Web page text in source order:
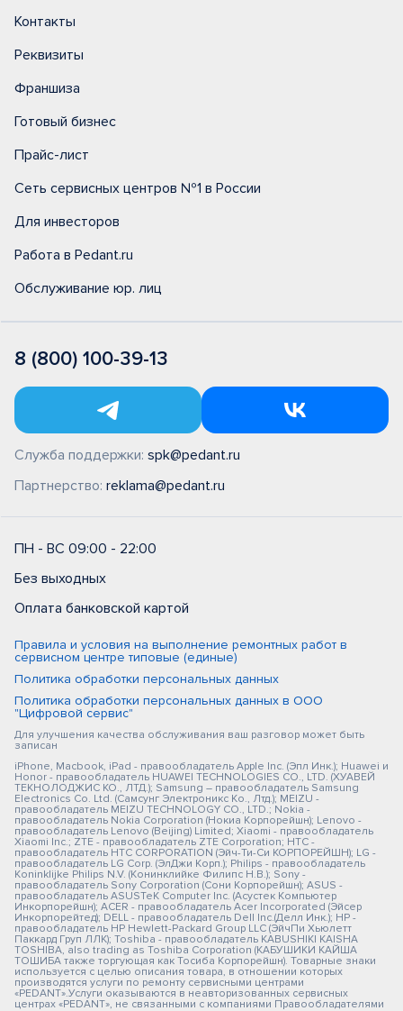
Контакты
Реквизиты
Франшиза
Готовый бизнес
Прайс-лист
Сеть сервисных центров №1 в России
Для инвесторов
Работа в Pedant.ru
Обслуживание юр. лиц
8 (800) 100-39-13
Служба поддержки: spk@pedant.ru
Партнерство: reklama@pedant.ru
ПН - ВС 09:00 - 22:00
Без выходных
Оплата банковской картой
Правила и условия на выполнение ремонтных работ в
сервисном центре типовые (единые)
Политика обработки персональных данных
Политика обработки персональных данных в ООО
"Цифровой сервис"
Для улучшения качества обслуживания ваш разговор может быть
записан
iPhone, Macbook, iPad - правообладатель Apple Inc. (Эпл Инк.); Huawei и
Honor - правообладатель HUAWEI TECHNOLOGIES CO., LTD. (ХУАВЕЙ
ТЕКНОЛОДЖИС КО., ЛТД.); Samsung – правообладатель Samsung
Electronics Co. Ltd. (Самсунг Электроникс Ко., Лтд.); MEIZU -
правообладатель MEIZU TECHNOLOGY CO., LTD.; Nokia -
правообладатель Nokia Corporation (Нокиа Корпорейшн); Lenovo -
правообладатель Lenovo (Beijing) Limited; Xiaomi - правообладатель
Xiaomi Inc.; ZTE - правообладатель ZTE Corporation; HTC -
правообладатель HTC CORPORATION (Эйч-Ти-Си КОРПОРЕЙШН); LG -
правообладатель LG Corp. (ЭлДжи Корп.); Philips - правообладатель
Koninklijke Philips N.V. (Конинклийке Филипс Н.В.); Sony -
правообладатель Sony Corporation (Сони Корпорейшн); ASUS -
правообладатель ASUSTeK Computer Inc. (Асустек Компьютер
Инкорпорейшн); ACER - правообладатель Acer Incorporated (Эйсер
Инкорпорейтед); DELL - правообладатель Dell Inc.(Делл Инк.); HP -
правообладатель HP Hewlett-Packard Group LLC (ЭйчПи Хьюлетт
Паккард Груп ЛЛК); Toshiba - правообладатель KABUSHIKI KAISHA
TOSHIBA, also trading as Toshiba Corporation (КАБУШИКИ КАЙША
ТОШИБА также торгующая как Тосиба Корпорейшн). Товарные знаки
используется с целью описания товара, в отношении которых
производятся услуги по ремонту сервисными центрами
«PEDANT».Услуги оказываются в неавторизованных сервисных
центрах «PEDANT», не связанными с компаниями Правообладателями